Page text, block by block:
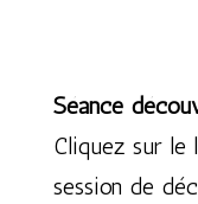
Séance
Cliquez sur le
session de